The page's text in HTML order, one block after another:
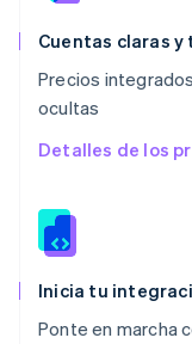
Cuentas claras
Precios
ocultas
Detalles de los
Inicia tu
Ponte en marcha
English
NederlandsEnglish
Polonia
English
RAE de Hong
Reino Unido
English
English